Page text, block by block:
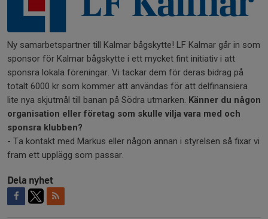
Ny samarbetspartner till Kalmar bågskytte! LF Kalmar går in som
sponsor för Kalmar bågskytte i ett mycket fint initiativ i att
sponsra lokala föreningar. Vi tackar dem för deras bidrag på
totalt 6000 kr som kommer att användas för att delfinansiera
lite nya skjutmål till banan på Södra utmarken. Känner du någon
organisation eller företag som skulle vilja vara med och
sponsra klubben?
- Ta kontakt med Markus eller någon annan i styrelsen så fixar vi
fram ett upplägg som passar.
Dela nyhet